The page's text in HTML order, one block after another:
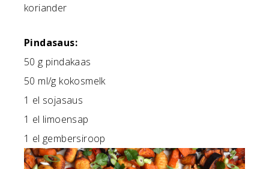
koriander
Pindasaus:
50 g pindakaas
50 ml/g kokosmelk
1 el sojasaus
1 el limoensap
1 el gembersiroop